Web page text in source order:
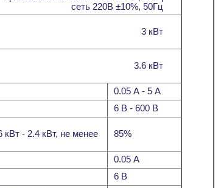
сеть 220В ±10%, 50Гц
3 кВт
3.6 кВт
0.05 А - 5 А
6 В - 600 В
- 2.4 кВт, не менее 85%
0.05 А
6 В